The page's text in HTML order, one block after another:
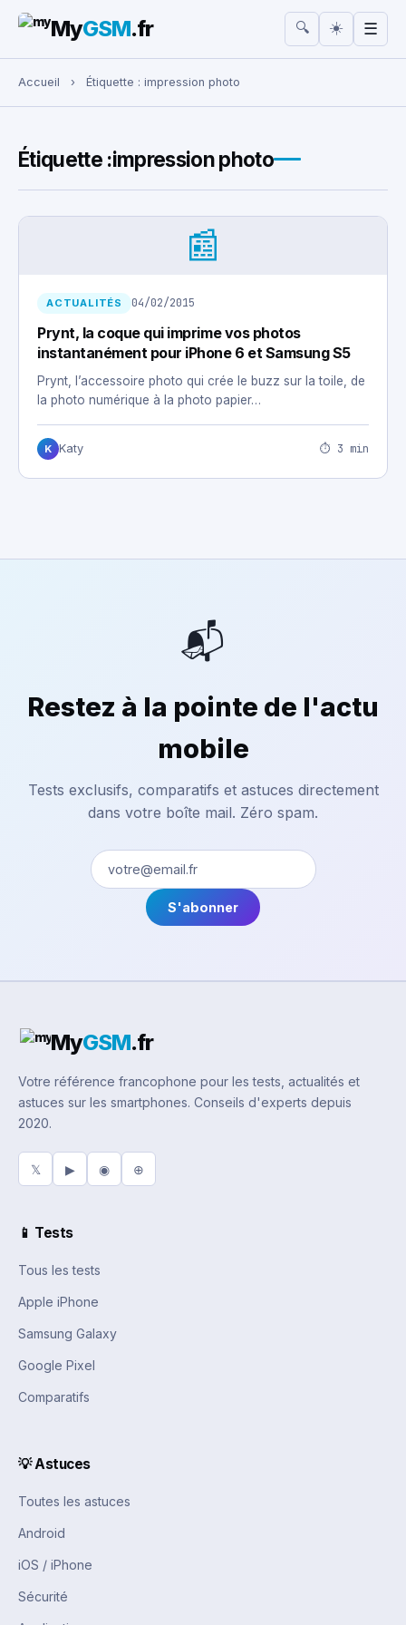
Rechercher :
MyGSM.fr 🔍 ☀️ ☰
Accueil › Étiquette : impression photo
Étiquette :impression photo
📰
ACTUALITÉS 04/02/2015
Prynt, la coque qui imprime vos photos
instantanément pour iPhone 6 et Samsung S5
Prynt, l’accessoire photo qui crée le buzz sur la toile, de
la photo numérique à la photo papier…
K Katy ⏱ 3 min
📬
Restez à la pointe de l'actu
mobile
Tests exclusifs, comparatifs et astuces directement
dans votre boîte mail. Zéro spam.
S'abonner
MyGSM.fr
Votre référence francophone pour les tests, actualités et
astuces sur les smartphones. Conseils d'experts depuis
2020.
𝕏 ▶ ◉ ⊕
📱 Tests
Tous les tests
Apple iPhone
Samsung Galaxy
Google Pixel
Comparatifs
💡 Astuces
Toutes les astuces
Android
iOS / iPhone
Sécurité